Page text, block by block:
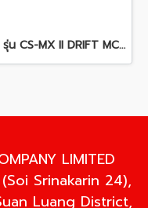
HJC รุ่น CS-MX II DRIFT MC3HSF
LIMITED
Srinakarin 24),
Luang District,